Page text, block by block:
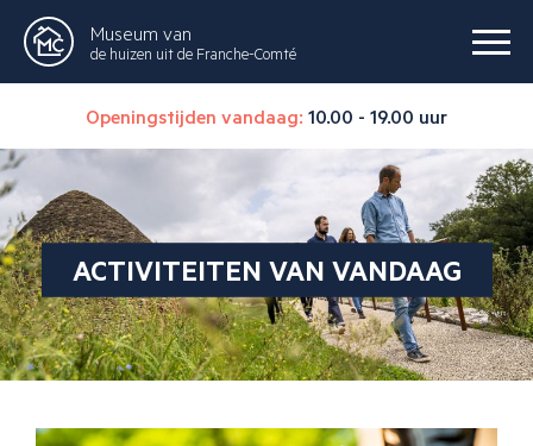
Museum van
de huizen uit de Franche-Comté
Openingstijden vandaag: 10.00 - 19.00 uur
ACTIVITEITEN VAN VANDAAG